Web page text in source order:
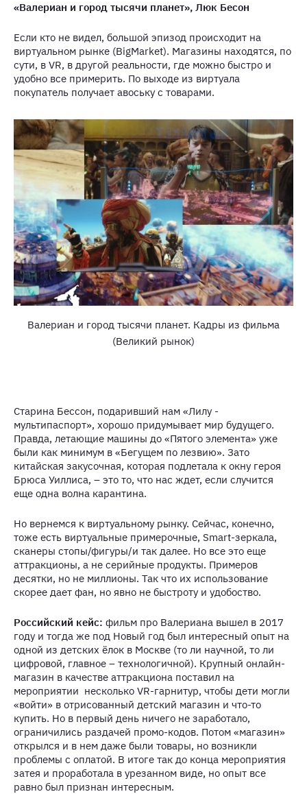
«Валериан и город тысячи планет», Люк Бесон
Если кто не видел, большой эпизод происходит на
виртуальном рынке (BigMarket). Магазины находятся, по
сути, в VR, в другой реальности, где можно быстро и
удобно все примерить. По выходе из виртуала
покупатель получает авоську с товарами.
Валериан и город тысячи планет. Кадры из фильма
(Великий рынок)
Старина Бессон, подаривший нам «Лилу -
мультипаспорт», хорошо придумывает мир будущего.
Правда, летающие машины до «Пятого элемента» уже
были как минимум в «Бегущем по лезвию». Зато
китайская закусочная, которая подлетала к окну героя
Брюса Уиллиса, – это то, что нас ждет, если случится
еще одна волна карантина.
Но вернемся к виртуальному рынку. Сейчас, конечно,
тоже есть виртуальные примерочные, Smart-зеркала,
сканеры стопы/фигуры/и так далее. Но все это еще
аттракционы, а не серийные продукты. Примеров
десятки, но не миллионы. Так что их использование
скорее дает фан, но явно не быстроту и удобоство.
Российский кейс: фильм про Валериана вышел в 2017
году и тогда же под Новый год был интересный опыт на
одной из детских ёлок в Москве (то ли научной, то ли
цифровой, главное – технологичной). Крупный онлайн-
магазин в качестве аттракциона поставил на
мероприятии несколько VR-гарнитур, чтобы дети могли
«войти» в отрисованный детский магазин и что-то
купить. Но в первый день ничего не заработало,
ограничились раздачей промо-кодов. Потом «магазин»
открылся и в нем даже были товары, но возникли
проблемы с оплатой. В итоге так до конца мероприятия
затея и проработала в урезанном виде, но опыт все
равно был признан интересным.